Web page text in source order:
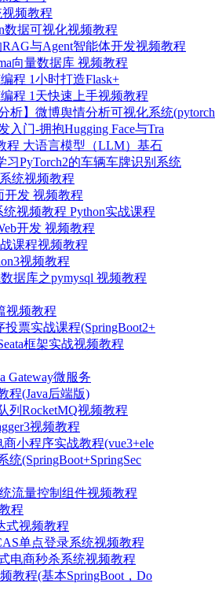
频教程
数据可视化视频教程
RAG与Agent智能体开发视频教程
向量数据库 视频教程
程 1小时打造Flask+
编程 1天快速上手视频教程
析】微博舆情分析可视化系统(pytorch
入门-拥抱Hugging Face与Tra
程 大语言模型（LLM）基石
习PyTorch2的车辆车牌识别系统
统视频教程
开发 视频教程
视频教程 Python实战课程
开发 视频教程
课程视频教程
视频教程
据库之pymysql 视频教程
视频教程
投票实战课程(SpringBoot2+
框架实战视频教程
Gateway微服务
程(Java后端版)
列RocketMQ视频教程
视频教程
商小程序实战教程(vue3+ele
统(SpringBoot+SpringSec
流量控制组件视频教程
程
式视频教程
单点登录系统视频教程
电商秒杀系统视频教程
教程(基本SpringBoot，Do